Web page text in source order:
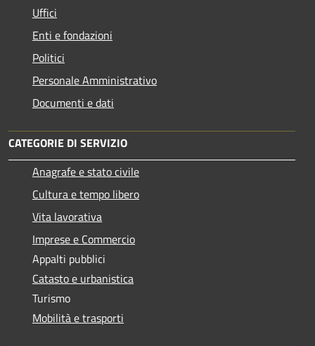
Uffici
Enti e fondazioni
Politici
Personale Amministrativo
Documenti e dati
CATEGORIE DI SERVIZIO
Anagrafe e stato civile
Cultura e tempo libero
Vita lavorativa
Imprese e Commercio
Appalti pubblici
Catasto e urbanistica
Turismo
Mobilità e trasporti